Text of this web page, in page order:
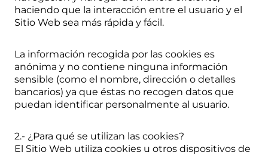
haciendo que la interacción entre el usuario y el
Sitio Web sea más rápida y fácil.
La información recogida por las cookies es
anónima y no contiene ninguna información
sensible (como el nombre, dirección o detalles
bancarios) ya que éstas no recogen datos que
puedan identificar personalmente al usuario.
2.- ¿Para qué se utilizan las cookies?
El Sitio Web utiliza cookies u otros dispositivos de